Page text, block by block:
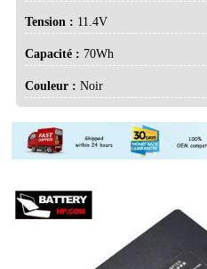
Tension : 11.4V
Capacité : 70Wh
Couleur :Noir